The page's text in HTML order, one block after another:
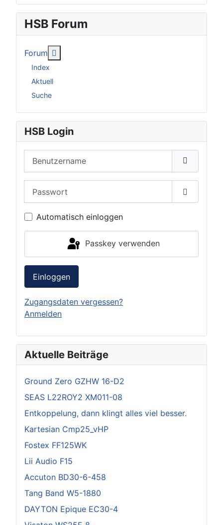
HSB Forum
Forum
Index
Aktuell
Suche
HSB Login
Passwort
Automatisch einloggen
Passkey verwenden
Einloggen
Zugangsdaten vergessen?
Anmelden
Aktuelle Beiträge
Ground Zero GZHW 16-D2
SEAS L22ROY2 XM011-08
Entkoppelung, dann klingt alles viel besser.
Kartesian Cmp25_vHP
Fostex FF125WK
Lii Audio F15
Accuton BD30-6-458
Tang Band W5-1880
DAYTON Epique EC30-4